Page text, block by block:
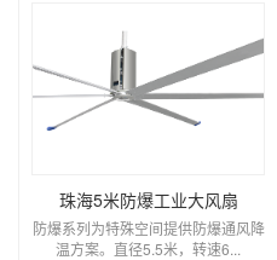
珠海5米防爆工业大风扇
防爆系列为特殊空间提供防爆通风降
温方案。直径5.5米，转速6...